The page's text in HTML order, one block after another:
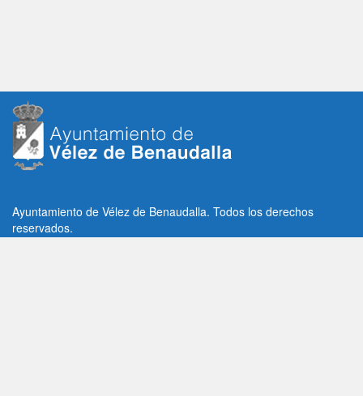
Ayuntamiento de Vélez de Benaudalla. Todos los derechos
reservados.